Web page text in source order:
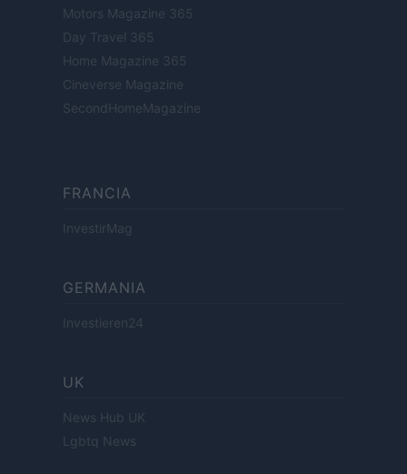
Motors Magazine 365
Day Travel 365
Home Magazine 365
Cineverse Magazine
SecondHomeMagazine
FRANCIA
InvestirMag
GERMANIA
Investieren24
UK
News Hub UK
Lgbtq News